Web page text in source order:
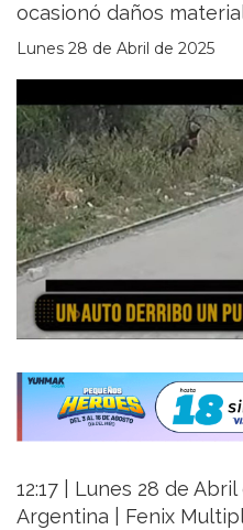
ocasionó daños
Lunes 28 de Abril de 2025
12:17 | Lunes 28 de
Argentina | Fenix